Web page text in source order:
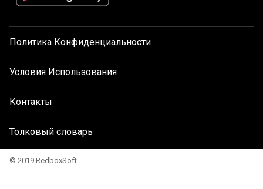
Политика Конфиденциальности
Условия Использования
Контакты
Толковый словарь
© 2019 RedboxSoft